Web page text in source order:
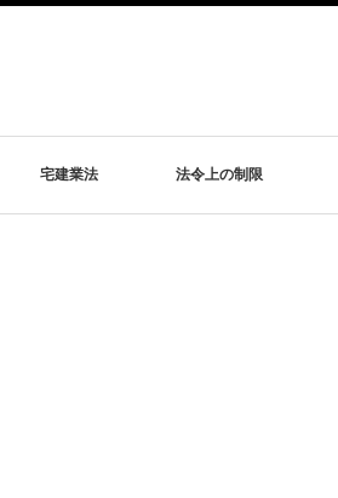
宅建業法 法令上の制限